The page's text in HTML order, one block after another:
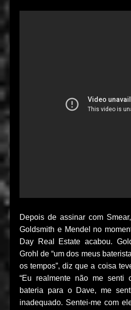
Depois de assinar com
Goldsmith e Mendel no
Day Real Estate acabou.
Grohl de “um dos meus
os tempos”, diz que a coisa
“Eu realmente não me senti
bateria para o Dave, me
inadequado. Sentei-me com